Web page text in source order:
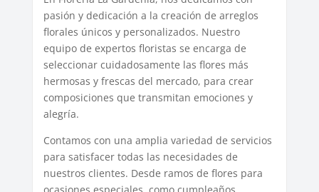
pasión y dedicación a la creación de arreglos
florales únicos y personalizados. Nuestro
equipo de expertos floristas se encarga de
seleccionar cuidadosamente las flores más
hermosas y frescas del mercado, para crear
composiciones que transmitan emociones y
alegría.
Contamos con una amplia variedad de servicios
para satisfacer todas las necesidades de
nuestros clientes. Desde ramos de flores para
ocasiones especiales, como cumpleaños,